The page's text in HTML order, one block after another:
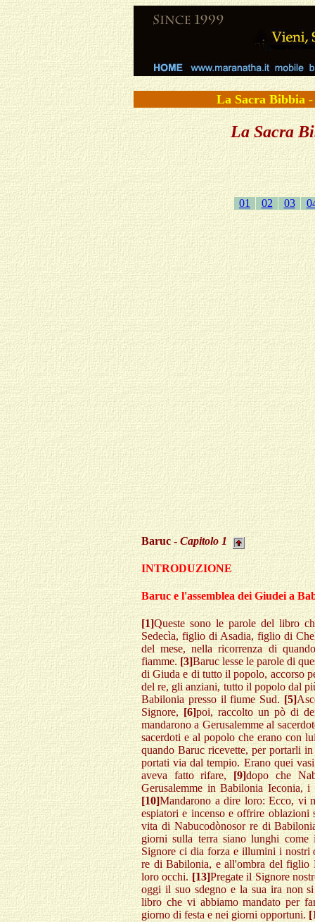
La Sacra
La Sacra
01 02 03
Baruc - Capitolo 1
INTRODUZIONE
Baruc e l'assemblea dei Giudei a
[1]Queste sono le parole del libro
Sedecìa, figlio di Asadia, figlio di
del mese, nella ricorrenza di
fiamme. [3]Baruc lesse le parole di
di Giuda e di tutto il popolo, accorso
del re, gli anziani, tutto il popolo dal
Babilonia presso il fiume Sud. [5]
Signore,[6]poi, raccolto un pò di
mandarono a Gerusalemme al
sacerdoti e al popolo che erano con
quando Baruc ricevette, per portarli
portati via dal tempio. Erano quei
aveva fatto rifare, [9]dopo che
Gerusalemme in Babilonia
[10]Mandarono a dire loro: Ecco, vi
espiatori e incenso e offrire
vita di Nabucodònosor re di
giorni sulla terra siano lunghi
Signore ci dia forza e illumini i nostri
re di Babilonia, e all'ombra del figlio
loro occhi.[13]Pregate il Signore
oggi il suo sdegno e la sua ira non
libro che vi abbiamo mandato per
giorno di festa e nei giorni opportuni.